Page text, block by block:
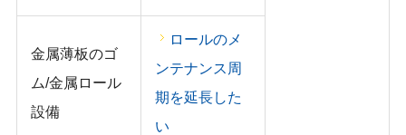
金属薄板のゴ
ム/金属ロール
設備
ロールのメ
ンテナンス周
期を延長した
い